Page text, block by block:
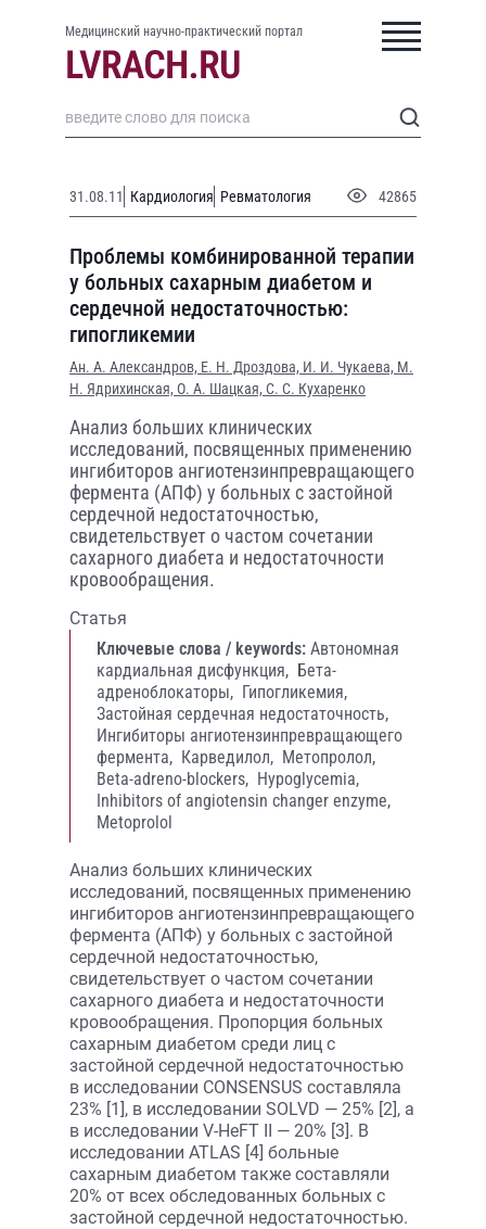
Медицинский научно-практический портал
31.08.11 Кардиология Ревматология 42865
Проблемы комбинированной терапии
у больных сахарным диабетом и
сердечной недостаточностью:
гипогликемии
Ан. А. Александров, Е. Н. Дроздова, И. И. Чукаева, М.
Н. Ядрихинская, О. А. Шацкая, С. С. Кухаренко
Анализ больших клинических
исследований, посвященных применению
ингибиторов ангио­тензинпревращающего
фермента (АПФ) у больных с застойной
сердечной недостаточностью,
свидетельствует о частом сочетании
сахарного диабета и недостаточности
кровообращения.
Статья
Ключевые слова / keywords: Автономная
кардиальная дисфункция, Бета-
адреноблокаторы, Гипогликемия,
Застойная сердечная недостаточность,
Ингибиторы ангиотензинпревращающего
фермента, Карведилол, Метопролол,
Beta-adreno-blockers, Hypoglycemia,
Inhibitors of angiotensin changer enzyme,
Metoprolol
Анализ больших клинических
исследований, посвященных применению
ингибиторов ангио­тензинпревращающего
фермента (АПФ) у больных с застойной
сердечной недостаточностью,
свидетельствует о частом сочетании
сахарного диабета и недостаточности
кровообращения. Пропорция больных
сахарным диабетом среди лиц с
застойной сердечной недостаточностью
в исследовании CONSENSUS cоставляла
23% [1], в исследовании SOLVD — 25% [2], а
в исследовании V-HeFT II — 20% [3]. В
исследовании ATLAS [4] больные
сахарным диабетом также составляли
20% от всех обследованных больных с
застойной сердечной недостаточностью.